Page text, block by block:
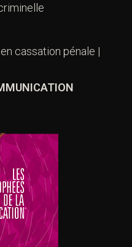
cassation pénale |